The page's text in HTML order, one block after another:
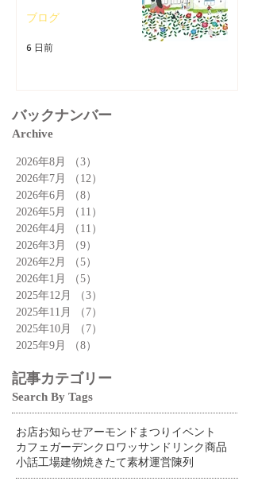
ブログ
6 日前
バックナンバー
Archive
2026年8月 （3）
2026年7月
（12）
2026年6月
（8）
2026年5月
（11）
2026年4月
（11）
2026年3月
（9）
2026年2月
（5）
2026年1月
（5）
2025年12月
（3）
2025年11月
（7）
2025年10月
（7）
2025年9月
（8）
記事カテゴリー
Search By Tags
お店お知らせアーモンドまつり イベント
カフェ ガーデンクロワッサン ドリンク商品
小話工場建物焼きたて素材運営陳列